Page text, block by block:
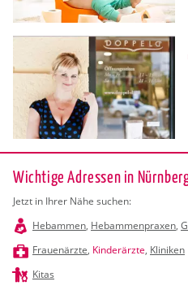
Wichtige Adressen in
Jetzt in Ihrer Nähe suchen:
Hebammen, Hebammenpraxen,
Frauenärzte, Kinderärzte, Kliniken
Kitas